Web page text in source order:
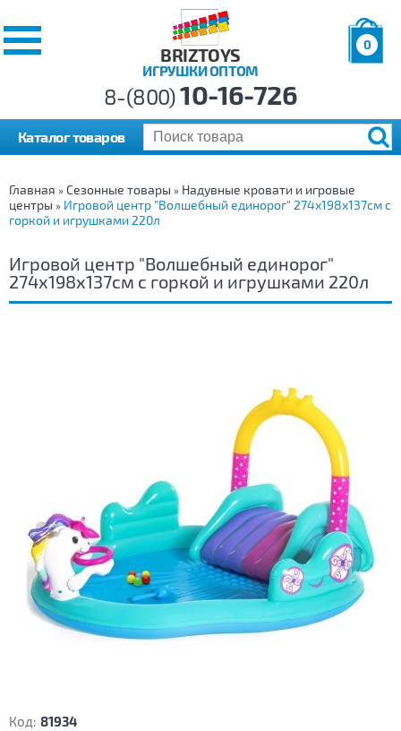
BRIZTOYS
ИГРУШКИ ОПТОМ
0
р.
8-(800)10-16-726
Каталог товаров
Главная » Сезонные товары » Надувные кровати и игровые
центры » Игровой центр "Волшебный единорог" 274х198х137см с
горкой и игрушками 220л
Игровой центр "Волшебный единорог"
274х198х137см с горкой и игрушками 220л
Код: 81934